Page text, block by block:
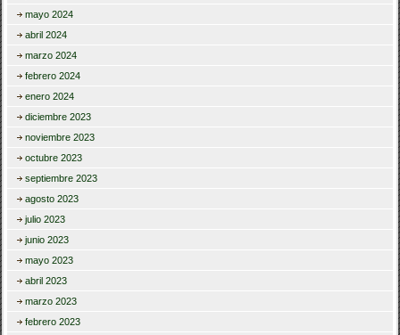
mayo 2024
abril 2024
marzo 2024
febrero 2024
enero 2024
diciembre 2023
noviembre 2023
octubre 2023
septiembre 2023
agosto 2023
julio 2023
junio 2023
mayo 2023
abril 2023
marzo 2023
febrero 2023